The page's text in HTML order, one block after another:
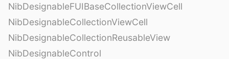
NibDesignableFUIBaseCollectionViewCell
NibDesignableCollectionViewCell
NibDesignableCollectionReusableView
NibDesignableControl